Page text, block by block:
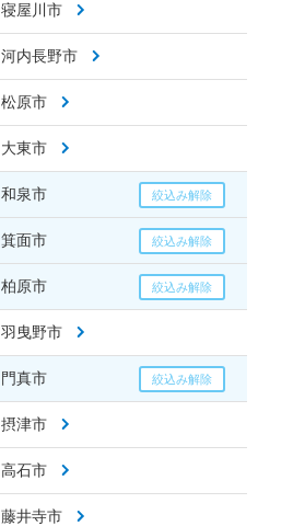
寝屋川市
河内長野市
松原市
大東市
和泉市
箕面市
柏原市
羽曳野市
門真市
摂津市
高石市
藤井寺市